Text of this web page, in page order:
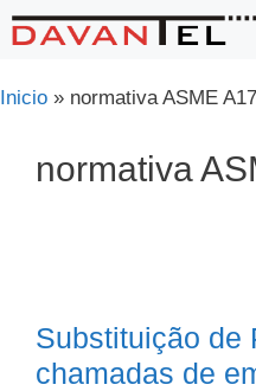
Saltar
para
conteúdo
Inicio » normativa ASME
normativa
Substituição de
chamadas de